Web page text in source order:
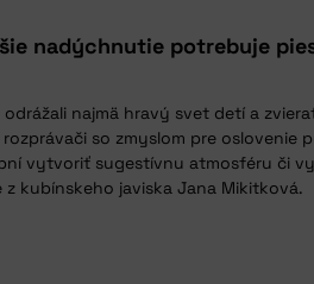
nadýchnutie potrebuje
odrážali najmä hravý svet detí a
so zmyslom pre oslovenie
vytvoriť sugestívnu atmosféru či
z kubínskeho javiska Jana Mikitková.